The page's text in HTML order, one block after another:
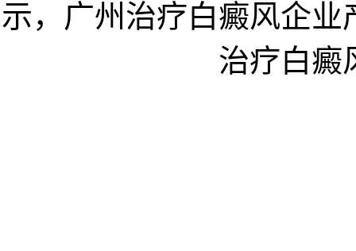
示，广州治疗白癜风企
治疗白癜